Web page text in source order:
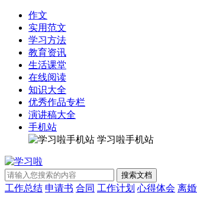
作文
实用范文
学习方法
教育资讯
生活课堂
在线阅读
知识大全
优秀作品专栏
演讲稿大全
手机站
学习啦手机站
工作总结 申请书 合同 工作计划 心得体会 离